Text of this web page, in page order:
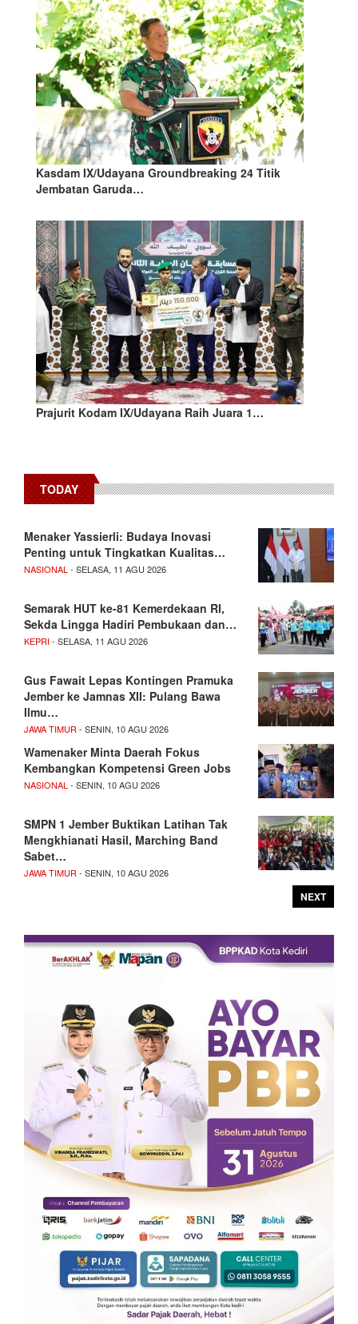
Kasdam IX/Udayana Groundbreaking 24 Titik
Jembatan Garuda…
Prajurit Kodam IX/Udayana Raih Juara 1…
TODAY
Menaker Yassierli: Budaya Inovasi
Penting untuk Tingkatkan Kualitas…
NASIONAL- SELASA, 11 AGU 2026
Semarak HUT ke-81 Kemerdekaan RI,
Sekda Lingga Hadiri Pembukaan dan…
KEPRI- SELASA, 11 AGU 2026
Gus Fawait Lepas Kontingen Pramuka
Jember ke Jamnas XII: Pulang Bawa
Ilmu…
JAWA TIMUR- SENIN, 10 AGU 2026
Wamenaker Minta Daerah Fokus
Kembangkan Kompetensi Green Jobs
NASIONAL- SENIN, 10 AGU 2026
SMPN 1 Jember Buktikan Latihan Tak
Mengkhianati Hasil, Marching Band
Sabet…
JAWA TIMUR- SENIN, 10 AGU 2026
NEXT